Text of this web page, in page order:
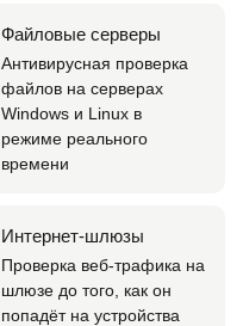
Файловые серверы
Антивирусная проверка
файлов на серверах
Windows и Linux в
режиме реального
времени
Интернет-шлюзы
Проверка веб-трафика на
шлюзе до того, как он
попадёт на устройства